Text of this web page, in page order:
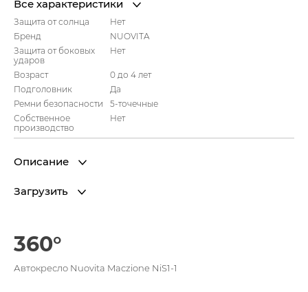
Все характеристики
Защита от солнца
Нет
Бренд
NUOVITA
Защита от боковых
ударов
Нет
Возраст
0 до 4 лет
Подголовник
Да
Ремни безопасности
5-точечные
Собственное
производство
Нет
Описание
Загрузить
360°
Автокресло Nuovita Maczione NiS1-1